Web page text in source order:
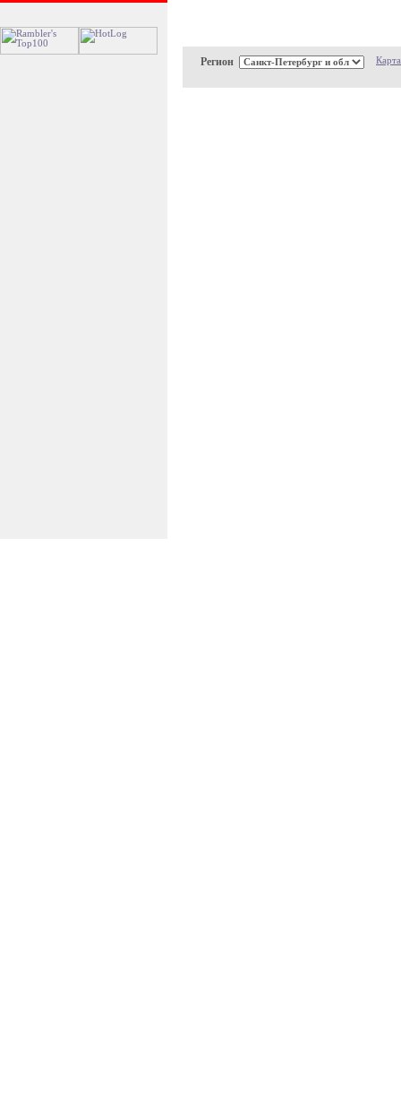
Регион Карта